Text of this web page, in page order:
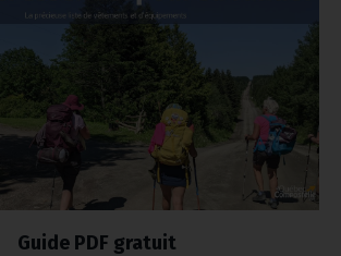
Guide PDF gratuit